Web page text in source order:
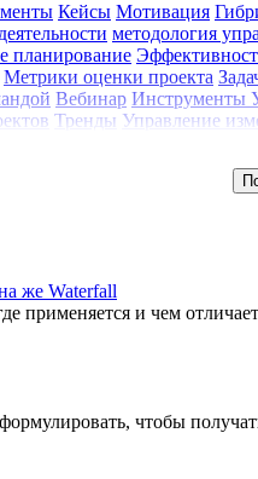
Кейсы Мотивация
методология
планирование
Метрики оценки проекта
Вебинар Инструменты
Тренды Управление
же Waterfall
применяется и чем
чтобы